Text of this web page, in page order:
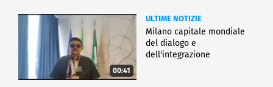
00:41
ULTIME NOTIZIE
Milano capitale mondiale
del dialogo e
dell'integrazione